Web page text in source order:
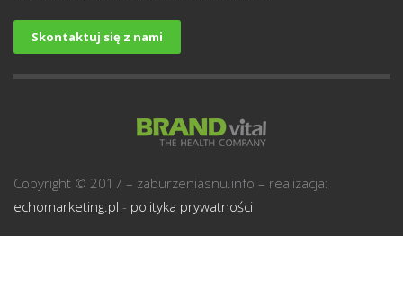
Skontaktuj się z nami
Copyright © 2017 – zaburzeniasnu.info – realizacja:
echomarketing.pl - polityka prywatności